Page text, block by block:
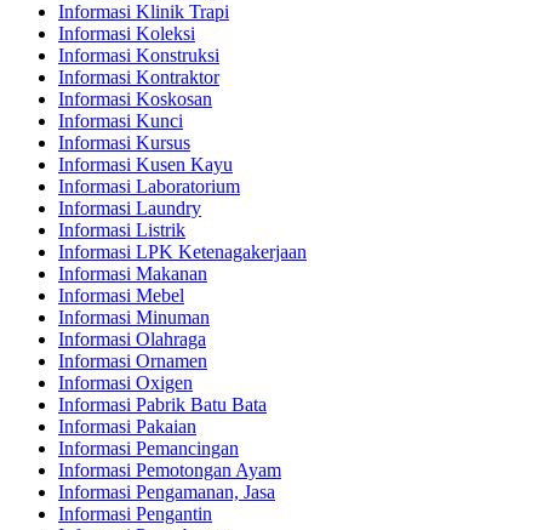
Informasi Klinik Trapi
Informasi Koleksi
Informasi Konstruksi
Informasi Kontraktor
Informasi Koskosan
Informasi Kunci
Informasi Kursus
Informasi Kusen Kayu
Informasi Laboratorium
Informasi Laundry
Informasi Listrik
Informasi LPK Ketenagakerjaan
Informasi Makanan
Informasi Mebel
Informasi Minuman
Informasi Olahraga
Informasi Ornamen
Informasi Oxigen
Informasi Pabrik Batu Bata
Informasi Pakaian
Informasi Pemancingan
Informasi Pemotongan Ayam
Informasi Pengamanan, Jasa
Informasi Pengantin